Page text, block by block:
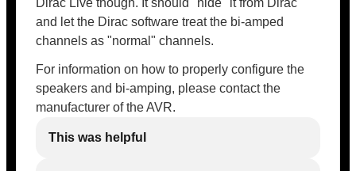
Dirac Live though. It should "hide" it from Dirac
and let the Dirac software treat the bi-amped
channels as "normal" channels.
For information on how to properly configure the
speakers and bi-amping, please contact the
manufacturer of the AVR.
This was helpful